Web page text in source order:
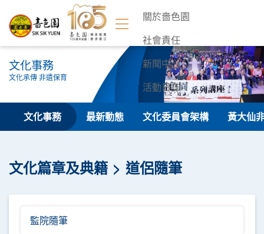
關於嗇色園
社會責任
新聞中心
活動日誌
聯絡我們
文化事務
文化承傳 非遺保育
文化事務 最新動態 文化委員會架構 黃大仙
文化篇章及典籍 道侶隨筆
監院隨筆